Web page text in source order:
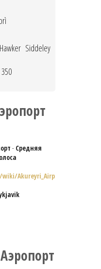
Siddeley
- Средняя
Akureyri_Airp